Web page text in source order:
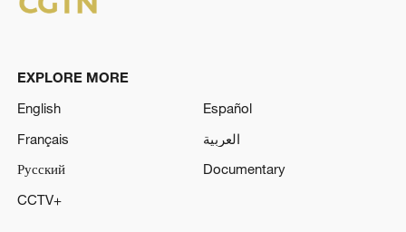
EXPLORE MORE
English
Español
Français
العربية
Русский
Documentary
CCTV+